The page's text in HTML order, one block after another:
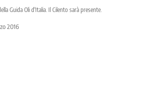
Guida Oli d'Italia. Il Cilento sarà presente.
2016